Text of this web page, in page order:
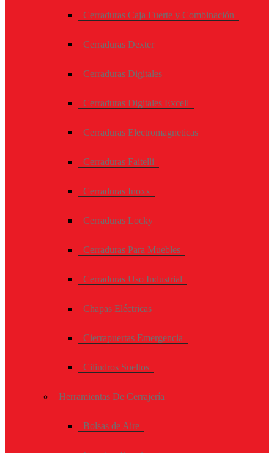
Cerraduras Caja Fuerte y Combinación
Cerraduras Dexter
Cerraduras Digitales
Cerraduras Digitales Excell
Cerraduras Electromagneticas
Cerraduras Faitelli
Cerraduras Inoxx
Cerraduras Locky
Cerraduras Para Muebles
Cerraduras Uso Industrial
Chapas Eléctricas
Cierrapuertas Emergencia
Cilindros Sueltos
Herramientas De Cerrajería
Bolsas de Aire